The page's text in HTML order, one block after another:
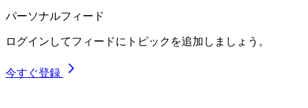
パーソナルフィード
ログインしてフィードにトピックを追加しましょう。
今すぐ登録